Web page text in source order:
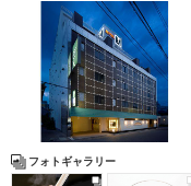
フォトギャラリー